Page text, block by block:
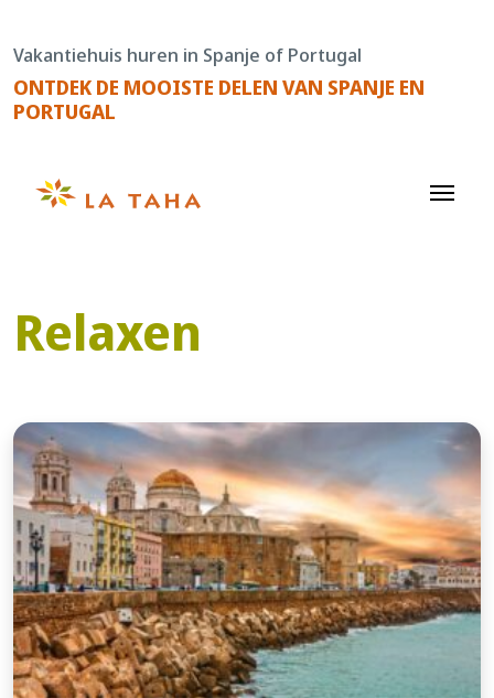
de
content
Vakantiehuis huren in Spanje of Portugal
ONTDEK DE MOOISTE DELEN VAN SPANJE EN
PORTUGAL
Relaxen